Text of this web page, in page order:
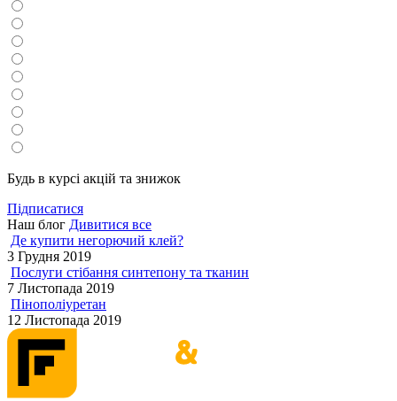
Будь в курсі акцій та знижок
Підписатися
Наш блог Дивитися все
Де купити негорючий клей?
3 Грудня 2019
Послуги стібання синтепону та тканин
7 Листопада 2019
Пінополіуретан
12 Листопада 2019